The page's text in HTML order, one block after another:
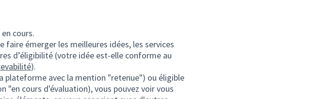
cours.
faire émerger les meilleures idées, les services
d’éligibilité (votre idée est-elle conforme au
).
plateforme avec la mention "retenue") ou éligible
"en cours d'évaluation), vous pouvez voir vous